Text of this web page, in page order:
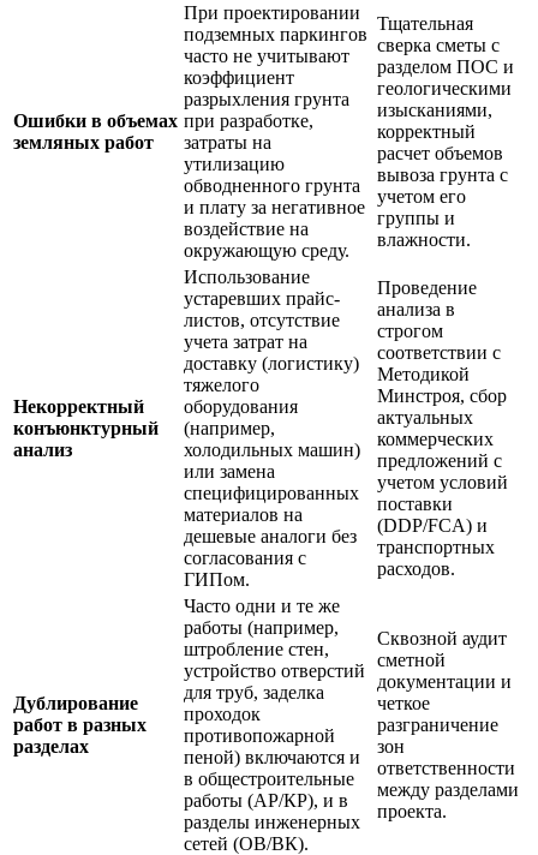
Ошибки в объемах
земляных работ
При проектировании
подземных паркингов
часто не учитывают
коэффициент
разрыхления грунта
при разработке,
затраты на
утилизацию
обводненного грунта
и плату за негативное
воздействие на
окружающую среду.
Тщательная
сверка сметы с
разделом ПОС и
геологическими
изысканиями,
корректный
расчет объемов
вывоза грунта с
учетом его
группы и
влажности.
Некорректный
конъюнктурный
анализ
Использование
устаревших прайс-
листов, отсутствие
учета затрат на
доставку (логистику)
тяжелого
оборудования
(например,
холодильных машин)
или замена
специфицированных
материалов на
дешевые аналоги без
согласования с
ГИПом.
Проведение
анализа в
строгом
соответствии с
Методикой
Минстроя, сбор
актуальных
коммерческих
предложений с
учетом условий
поставки
(DDP/FCA) и
транспортных
расходов.
Дублирование
работ в разных
разделах
Часто одни и те же
работы (например,
штробление стен,
устройство отверстий
для труб, заделка
проходок
противопожарной
пеной) включаются и
в общестроительные
работы (АР/КР), и в
разделы инженерных
сетей (ОВ/ВК).
Сквозной аудит
сметной
документации и
четкое
разграничение
зон
ответственности
между разделами
проекта.